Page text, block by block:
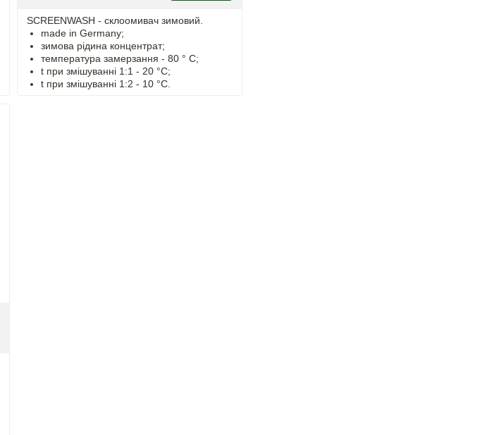
SCREENWASH - cклоомивач зимовий.
made in Germany;
зимова рідина концентрат;
температура замерзання - 80 ° C;
t при змішуванні 1:1 - 20 °C;
t при змішуванні 1:2 - 10 °C.